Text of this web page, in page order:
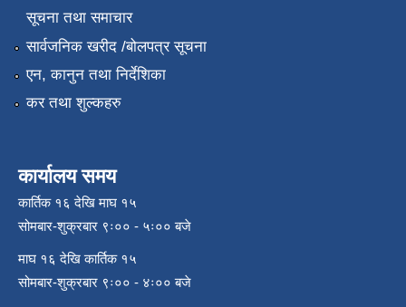
सूचना तथा समाचार
सार्वजनिक खरीद /बोलपत्र सूचना
एन, कानुन तथा निर्देशिका
कर तथा शुल्कहरु
कार्यालय समय
कार्तिक १६ देखि माघ १५
सोमबार-शुक्रबार ९ः०० - ५ः०० बजे
माघ १६ देखि कार्तिक १५
सोमबार-शुक्रबार ९ः०० - ४ः०० बजे